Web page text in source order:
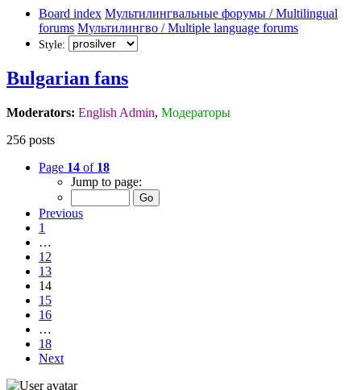
Board index Мультилингвальные форумы / Multilingual
forums Мультилингво / Multiple language forums
Style:
Bulgarian fans
Moderators: English Admin, Модераторы
256 posts
Page 14 of 18
Jump to page:
Previous
1
…
12
13
14
15
16
…
18
Next